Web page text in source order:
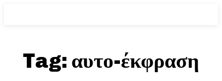
Tag: αυτο-έκφραση